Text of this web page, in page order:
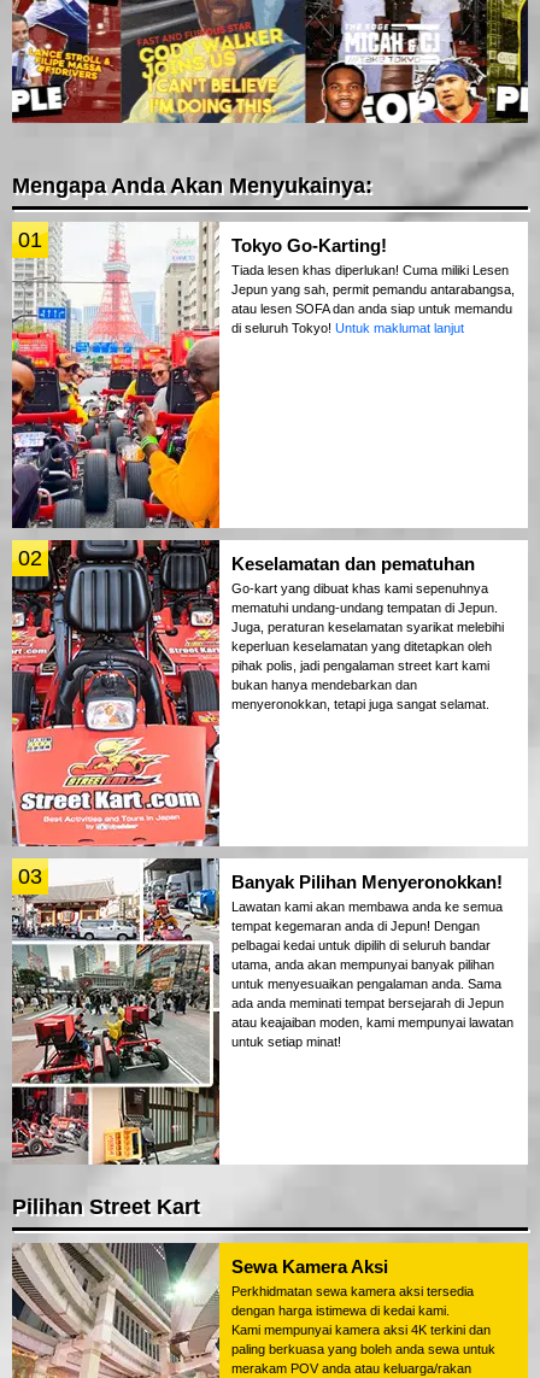
Mengapa Anda Akan Menyukainya:
01 Tokyo Go-Karting!
Tiada lesen khas diperlukan! Cuma miliki Lesen
Jepun yang sah, permit pemandu antarabangsa,
atau lesen SOFA dan anda siap untuk memandu
di seluruh Tokyo! Untuk maklumat lanjut
02 Keselamatan dan pematuhan
Go-kart yang dibuat khas kami sepenuhnya
mematuhi undang-undang tempatan di Jepun.
Juga, peraturan keselamatan syarikat melebihi
keperluan keselamatan yang ditetapkan oleh
pihak polis, jadi pengalaman street kart kami
bukan hanya mendebarkan dan
menyeronokkan, tetapi juga sangat selamat.
03 Banyak Pilihan Menyeronokkan!
Lawatan kami akan membawa anda ke semua
tempat kegemaran anda di Jepun! Dengan
pelbagai kedai untuk dipilih di seluruh bandar
utama, anda akan mempunyai banyak pilihan
untuk menyesuaikan pengalaman anda. Sama
ada anda meminati tempat bersejarah di Jepun
atau keajaiban moden, kami mempunyai lawatan
untuk setiap minat!
Pilihan Street Kart
Sewa Kamera Aksi
Perkhidmatan sewa kamera aksi tersedia
dengan harga istimewa di kedai kami.
Kami mempunyai kamera aksi 4K terkini dan
paling berkuasa yang boleh anda sewa untuk
merakam POV anda atau keluarga/rakan